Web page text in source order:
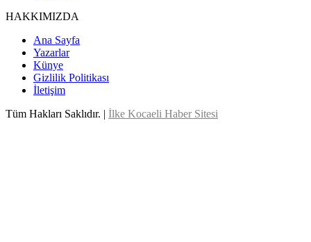
HAKKIMIZDA
Ana Sayfa
Yazarlar
Künye
Gizlilik Politikası
İletişim
Tüm Hakları Saklıdır. | İlke Kocaeli Haber Sitesi